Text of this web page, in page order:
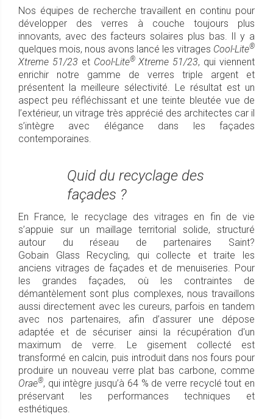
Nos équipes de recherche travaillent en continu pour
développer des verres à couche toujours plus
innovants, avec des facteurs solaires plus bas. Il y a
quelques mois, nous avons lancé les vitrages Cool-Lite®
Xtreme 51/23 et Cool-Lite® Xtreme 51/23, qui viennent
enrichir notre gamme de verres triple argent et
présentent la meilleure sélectivité. Le résultat est un
aspect peu réfléchissant et une teinte bleutée vue de
l’extérieur, un vitrage très apprécié des architectes car il
s’intègre avec élégance dans les façades
contemporaines.
Quid du recyclage des
façades ?
En France, le recyclage des vitrages en fin de vie
s’appuie sur un maillage territorial solide, structuré
autour du réseau de partenaires Saint?
Gobain Glass Recycling, qui collecte et traite les
anciens vitrages de façades et de menuiseries. Pour
les grandes façades, où les contraintes de
démantèlement sont plus complexes, nous travaillons
aussi directement avec les cureurs, parfois en tandem
avec nos partenaires, afin d’assurer une dépose
adaptée et de sécuriser ainsi la récupération d'un
maximum de verre. Le gisement collecté est
transformé en calcin, puis introduit dans nos fours pour
produire un nouveau verre plat bas carbone, comme
Orae®, qui intègre jusqu’à 64 % de verre recyclé tout en
préservant les performances techniques et
esthétiques.